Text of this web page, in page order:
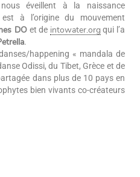
éveillent à la naissance
à l’origine du mouvement
DOet de intowater.org qui l’a
.
happening « mandala de
Odissi, du Tibet, Grèce et de
dans plus de 10 pays en
bien vivants co-créateurs